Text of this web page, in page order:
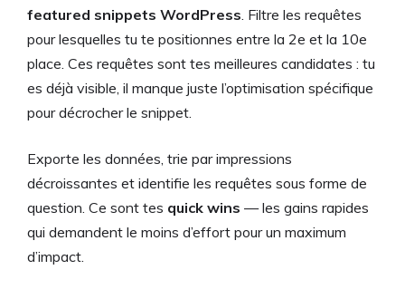
featured snippets WordPress . Filtre les requêtes
pour lesquelles tu te positionnes entre la 2e et la 10e
place. Ces requêtes sont tes meilleures candidates : tu
es déjà visible, il manque juste l’optimisation spécifique
pour décrocher le snippet.
Exporte les données, trie par impressions
décroissantes et identifie les requêtes sous forme de
question. Ce sont tes quick wins — les gains rapides
qui demandent le moins d’effort pour un maximum
d’impact.